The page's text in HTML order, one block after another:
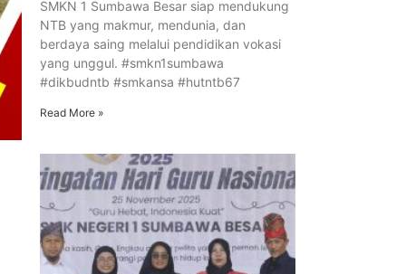
SMKN 1 Sumbawa Besar siap mendukung
NTB yang makmur, mendunia, dan
berdaya saing melalui pendidikan vokasi
yang unggul. #smkn1sumbawa
#dikbudntb #smkansa #hutntb67
Read More »